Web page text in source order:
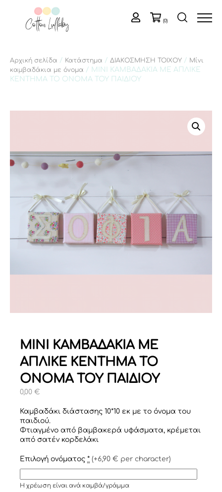
(0)
Αρχική σελίδα / Κατάστημα / ΔΙΑΚΟΣΜΗΣΗ ΤΟΙΧΟΥ / Μίνι
καμβαδάκια με όνομα / ΜΙΝΙ ΚΑΜΒΑΔΑΚΙΑ ΜΕ ΑΠΛΙΚΕ
ΚΕΝΤΗΜΑ ΤΟ ΟΝΟΜΑ ΤΟΥ ΠΑΙΔΙΟΥ
ΜΙΝΙ ΚΑΜΒΑΔΑΚΙΑ ΜΕ
ΑΠΛΙΚΕ ΚΕΝΤΗΜΑ ΤΟ
ΟΝΟΜΑ ΤΟΥ ΠΑΙΔΙΟΥ
0,00 €
Καμβαδάκι διάστασης 10*10 εκ με το όνομα του
παιδιού.
Φτιαγμένο από βαμβακερά υφάσματα, κρέμεται
από σατέν κορδελάκι
Επιλογή ονόματος * (+6,90 € per character)
Η χρέωση είναι ανά καμβά/γράμμα